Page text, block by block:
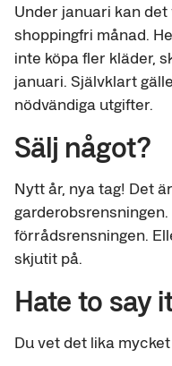
Under januari kan
shoppingfri månad.
inte köpa fler kläder,
januari. Självklart
nödvändiga utgifter.
Sälj något?
Nytt år, nya tag! Det
förrådsrensningen.
skjutit på.
Hate to say
Du vet det lika